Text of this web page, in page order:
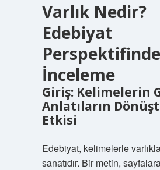
Varlık Nedir?
Edebiyat
İnceleme
Giriş: Kelimelerin
Anlatıların
Etkisi
Edebiyat, kelimelerle
sanatıdır. Bir metin,